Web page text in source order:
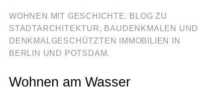
WOHNEN MIT GESCHICHTE. BLOG ZU
STADTARCHITEKTUR, BAUDENKMALEN UND
DENKMALGESCHÜTZTEN IMMOBILIEN IN
BERLIN UND POTSDAM.
Wohnen am Wasser